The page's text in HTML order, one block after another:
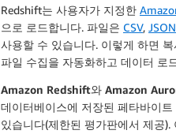
Redshift는 사용자가 지정한
으로 로드합니다. 파일은 CSV, JSON
사용할 수 있습니다. 이렇게 하면
파일 수집을 자동화하고 데이터 로
Amazon Redshift와 Amazon
데이터베이스에 저장된 페타바이
있습니다(제한된 평가판에서 제공